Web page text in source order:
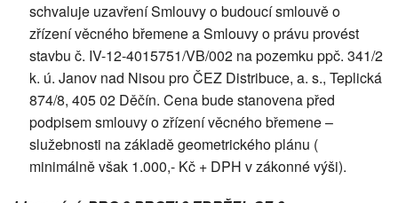
schvaluje uzavření Smlouvy o budoucí smlouvě o
zřízení věcného břemene a Smlouvy o právu provést
stavbu č. IV-12-4015751/VB/002 na pozemku ppč. 341/2
k. ú. Janov nad Nisou pro ČEZ Distribuce, a. s., Teplická
874/8, 405 02 Děčín. Cena bude stanovena před
podpisem smlouvy o zřízení věcného břemene –
služebnosti na základě geometrického plánu (
minimálně však 1.000,- Kč + DPH v zákonné výši).